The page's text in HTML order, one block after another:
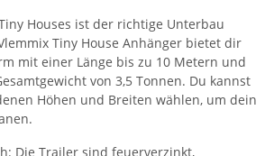
Houses ist der richtige Unterbau
Tiny House Anhänger bietet dir
mit einer Länge bis zu 10 Metern und
von 3,5 Tonnen. Du kannst
Höhen und Breiten wählen, um dein
Die Trailer sind feuerverzinkt,